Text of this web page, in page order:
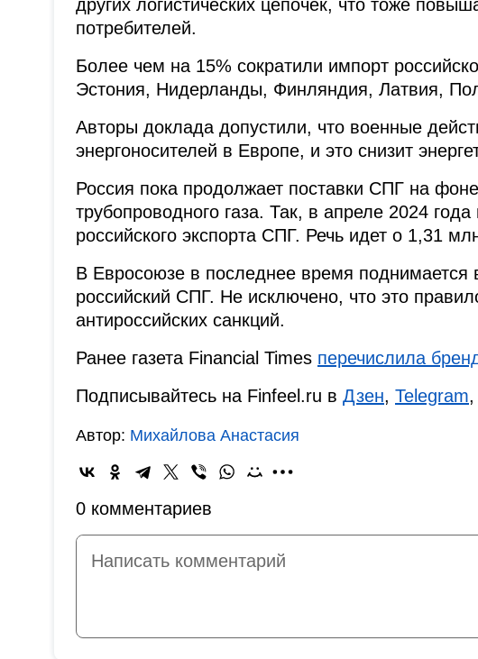
других логистических цепочек, что тоже
потребителей.
Более чем на 15% сократили импорт
Эстония, Нидерланды, Финляндия, Латвия,
Авторы доклада допустили, что военные
энергоносителей в Европе, и это снизит
Россия пока продолжает поставки СПГ на
трубопроводного газа. Так, в апреле 2024
российского экспорта СПГ. Речь идет о 1,31
В Евросоюзе в последнее время поднимается
российский СПГ. Не исключено, что это
антироссийских санкций.
Ранее газета Financial Times перечислила
Подписывайтесь на Finfeel.ru в Дзен, Telegram,
Автор: Михайлова Анастасия
0 комментариев